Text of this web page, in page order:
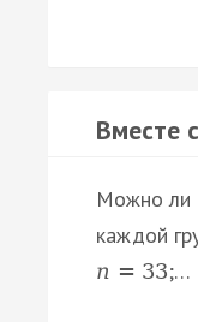
Вместе
Можно ли
каждой
n = 33;…